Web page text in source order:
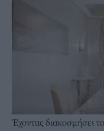
Έχοντας διακοσμήσει